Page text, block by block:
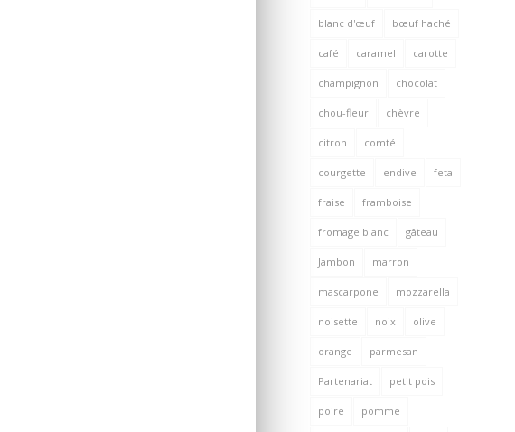
blanc d'œuf bœuf haché
café caramel carotte
champignon chocolat
chou-fleur chèvre
citron comté
courgette endive feta
fraise framboise
fromage blanc gâteau
Jambon marron
mascarpone mozzarella
noisette noix olive
orange parmesan
Partenariat petit pois
poire pomme